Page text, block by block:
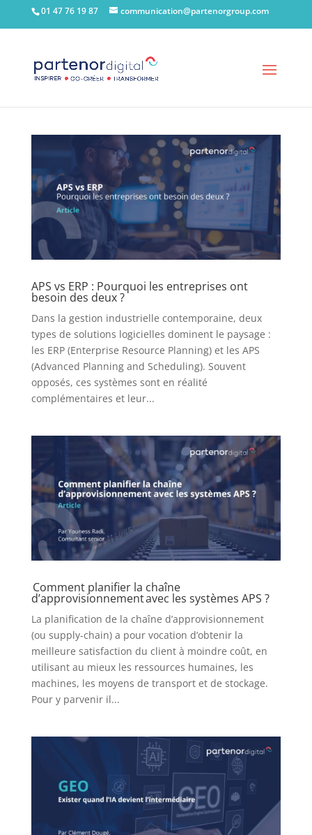
01 47 76 19 87 communication@partenorgroup.com
APS vs ERP : Pourquoi les entreprises ont
besoin des deux ?
Dans la gestion industrielle contemporaine, deux
types de solutions logicielles dominent le paysage :
les ERP (Enterprise Resource Planning) et les APS
(Advanced Planning and Scheduling). Souvent
opposés, ces systèmes sont en réalité
complémentaires et leur...
Comment planifier la chaîne
d’approvisionnement avec les systèmes APS ?
La planification de la chaîne d’approvisionnement
(ou supply-chain) a pour vocation d’obtenir la
meilleure satisfaction du client à moindre coût, en
utilisant au mieux les ressources humaines, les
machines, les moyens de transport et de stockage.
Pour y parvenir il...